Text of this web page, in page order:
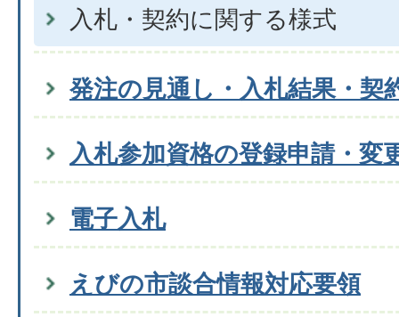
入札・契約に関する様式
発注の見通し・入札結果・契
入札参加資格の登録申請・変
電子入札
えびの市談合情報対応要領